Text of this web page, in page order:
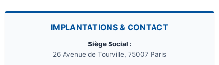
IMPLANTATIONS & CONTACT
Siège Social :
26 Avenue de Tourville, 75007 Paris